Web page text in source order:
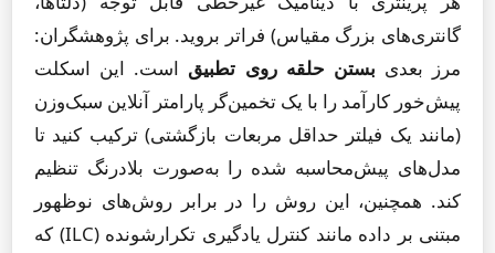
گانتری‌های بزرگ مقیاس) فراتر بروید. برای پژوهشگران:
مرز بعدی بستن حلقه روی تطبیق است. این اسکلت
پیش‌خور کارآمد را با یک تخمین‌گر پارامتر آنلاین سبک‌وزن
(مانند یک فیلتر حداقل مربعات بازگشتی) ترکیب کنید تا
مدل‌های پیش‌محاسبه شده را به‌صورت بلادرنگ تنظیم
کند. همچنین، این روش را در برابر روش‌های نوظهور
مبتنی بر داده مانند کنترل یادگیری تکرارشونده (ILC) که